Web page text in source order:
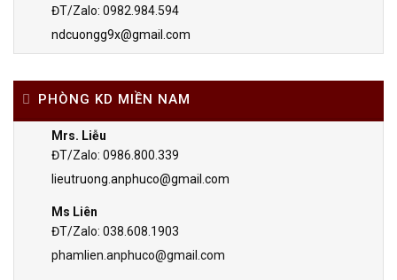
ĐT/Zalo: 0982.984.594
ndcuongg9x@gmail.com
PHÒNG KD MIỀN NAM
Mrs. Liễu
ĐT/Zalo: 0986.800.339
lieutruong.anphuco@gmail.com
Ms Liên
ĐT/Zalo: 038.608.1903
phamlien.anphuco@gmail.com